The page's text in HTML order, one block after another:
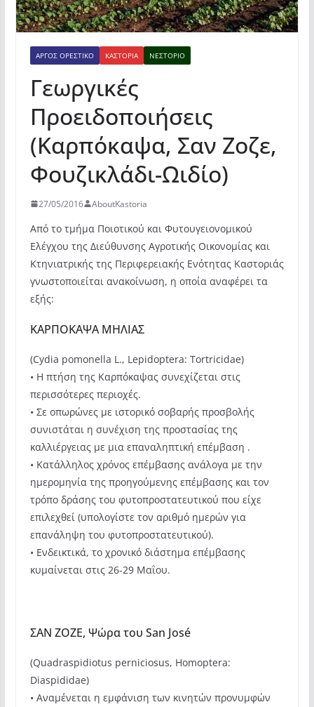
ΆΡΓΟΣ ΟΡΕΣΤΙΚΌ ΚΑΣΤΟΡΙΆ ΝΕΣΤΌΡΙΟ
Γεωργικές
Προειδοποιήσεις
(Καρπόκαψα, Σαν Ζοζε,
Φουζικλάδι-Ωιδίο)
27/05/2016 AboutKastoria
Από το τμήμα Ποιοτικού και Φυτουγειονομικού
Ελέγχου της Διεύθυνσης Αγροτικής Οικονομίας και
Κτηνιατρικής της Περιφερειακής Ενότητας Καστοριάς
γνωστοποιείται ανακοίνωση, η οποία αναφέρει τα
εξής:
ΚΑΡΠΟΚΑΨΑ ΜΗΛΙΑΣ
(Cydia pomonella L., Lepidoptera: Tortricidae)
• Η πτήση της Καρπόκαψας συνεχίζεται στις
περισσότερες περιοχές.
• Σε οπωρώνες με ιστορικό σοβαρής προσβολής
συνιστάται η συνέχιση της προστασίας της
καλλιέργειας με μια επαναληπτική επέμβαση .
• Κατάλληλος χρόνος επέμβασης ανάλογα με την
ημερομηνία της προηγούμενης επέμβασης και τον
τρόπο δράσης του φυτοπροστατευτικού που είχε
επιλεχθεί (υπολογίστε τον αριθμό ημερών για
επανάληψη του φυτοπροστατευτικού).
• Ενδεικτικά, το χρονικό διάστημα επέμβασης
κυμαίνεται στις 26-29 Μαΐου.
ΣΑΝ ΖΟΖΕ, Ψώρα του San José
(Quadraspidiotus perniciosus, Homoptera:
Diaspididae)
• Αναμένεται η εμφάνιση των κινητών προνυμφών